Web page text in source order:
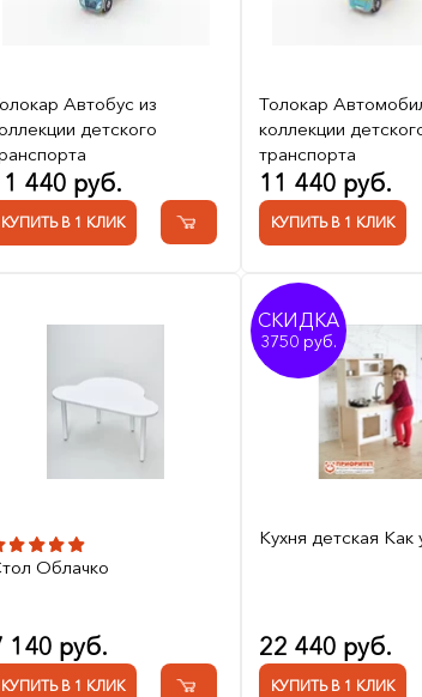
Автобус из
детского
440 руб.
КУПИТЬ В 1 КЛИК
Толокар
коллекции
транспорта
11 440 руб.
КУПИТЬ В 1 КЛИК
Облачко
140 руб.
КУПИТЬ В 1 КЛИК
СКИДКА
3750
Кухня детская Как
22 440 руб.
КУПИТЬ В 1 КЛИК